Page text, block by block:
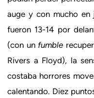
auge y con mucho en
fueron 13-14 por
(con un fumble
Rivers a Floyd), la
costaba horrores
calentando. Diez